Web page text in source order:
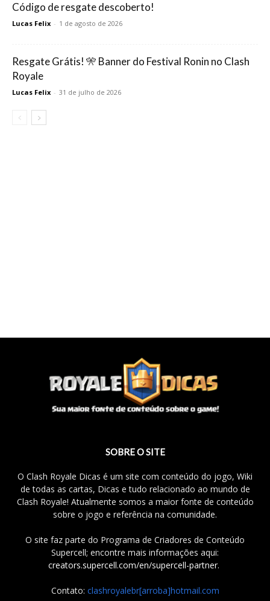
Código de resgate descoberto!
Lucas Felix - 1 de agosto de 2026
Resgate Grátis! 🎌 Banner do Festival Ronin no Clash
Royale
Lucas Felix - 31 de julho de 2026
SOBRE O SITE
O Clash Royale Dicas é um site com conteúdo do jogo, Wiki
de todas as cartas, Dicas e tudo relacionado ao mundo de
Clash Royale! Atualmente somos a maior fonte de conteúdo
sobre o jogo e referência na comunidade.
O site faz parte do Programa de Criadores de Conteúdo
Supercell; encontre mais informações aqui:
creators.supercell.com/en/supercell-partner.
Contato: clashroyalebr[arroba]hotmail.com